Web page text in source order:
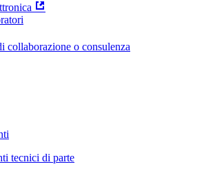
collaborazione o consulenza
tecnici di parte